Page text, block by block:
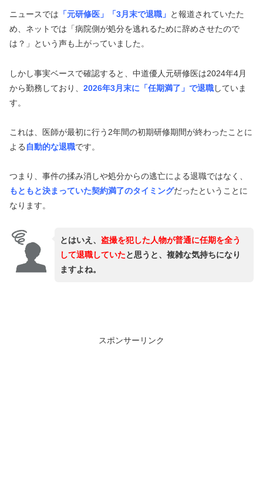
ニュースでは 「元研修医」「3月末で退職」 と報道されていたた
め、ネットでは「病院側が処分を逃れるために辞めさせたので
は？」という声も上がっていました。
しかし事実ベースで確認すると、中道優人元研修医は2024年4月
から勤務しており、 2026年3月末に「任期満了」で退職していま
す。
これは、医師が最初に行う2年間の初期研修期間が終わったことに
よる 自動的な退職です。
つまり、事件の揉み消しや処分からの逃亡による退職ではなく、
もともと決まっていた契約満了のタイミングだったということに
なります。
とはいえ、 盗撮を犯した人物が普通に任期を全う
して退職していたと思うと、複雑な気持ちになり
ますよね。
スポンサーリンク